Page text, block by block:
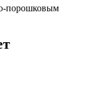
порошковым